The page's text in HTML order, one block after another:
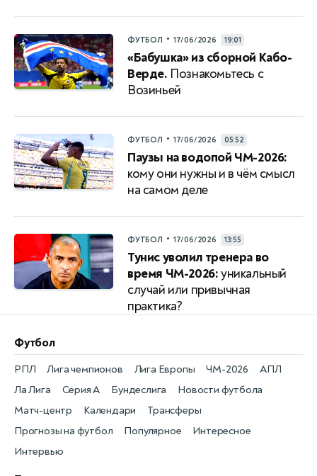
ФУТБОЛ • 17/06/2026 19:01
«Бабушка» из сборной Кабо-
Верде. Познакомьтесь с
Возиньей
ФУТБОЛ • 17/06/2026 05:52
Паузы на водопой ЧМ-2026:
кому они нужны и в чём смысл
на самом деле
ФУТБОЛ • 17/06/2026 13:55
Тунис уволил тренера во
время ЧМ-2026:уникальный
случай или привычная
практика?
Футбол
Новости футбола
РПЛ
Матч-центр
Лига чемпионов
Календари
Лига Европы
Трансферы
ЧМ-2026
Прогнозы на футбол
АПЛ
Популярное
Ла Лига
Интересное
Серия А
Интервью
Бундеслига